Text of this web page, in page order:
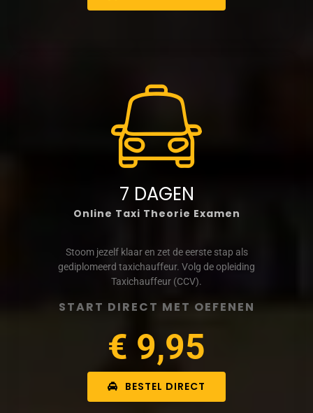
7 DAGEN
Online Taxi Theorie Examen
Stoom jezelf klaar en zet de eerste stap als
gediplomeerd taxichauffeur. Volg de opleiding
Taxichauffeur (CCV).
START DIRECT MET OEFENEN
€ 9,95
BESTEL DIRECT